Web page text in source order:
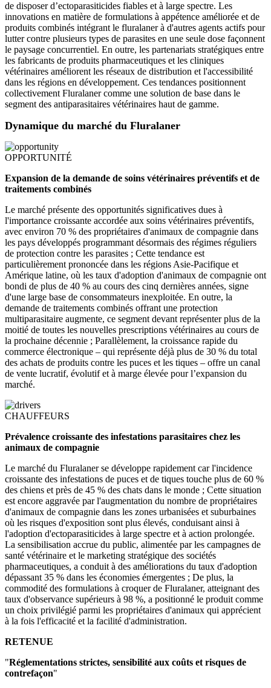
de disposer d’ectoparasiticides fiables et à large spectre. Les
innovations en matière de formulations à appétence améliorée et de
produits combinés intégrant le fluralaner à d'autres agents actifs pour
lutter contre plusieurs types de parasites en une seule dose façonnent
le paysage concurrentiel. En outre, les partenariats stratégiques entre
les fabricants de produits pharmaceutiques et les cliniques
vétérinaires améliorent les réseaux de distribution et l'accessibilité
dans les régions en développement. Ces tendances positionnent
collectivement Fluralaner comme une solution de base dans le
segment des antiparasitaires vétérinaires haut de gamme.
Dynamique du marché du Fluralaner
OPPORTUNITÉ
Expansion de la demande de soins vétérinaires préventifs et de
traitements combinés
Le marché présente des opportunités significatives dues à
l'importance croissante accordée aux soins vétérinaires préventifs,
avec environ 70 % des propriétaires d'animaux de compagnie dans
les pays développés programmant désormais des régimes réguliers
de protection contre les parasites ; Cette tendance est
particulièrement prononcée dans les régions Asie-Pacifique et
Amérique latine, où les taux d'adoption d'animaux de compagnie ont
bondi de plus de 40 % au cours des cinq dernières années, signe
d'une large base de consommateurs inexploitée. En outre, la
demande de traitements combinés offrant une protection
multiparasitaire augmente, ce segment devant représenter plus de la
moitié de toutes les nouvelles prescriptions vétérinaires au cours de
la prochaine décennie ; Parallèlement, la croissance rapide du
commerce électronique – qui représente déjà plus de 30 % du total
des achats de produits contre les puces et les tiques – offre un canal
de vente lucratif, évolutif et à marge élevée pour l’expansion du
marché.
CHAUFFEURS
Prévalence croissante des infestations parasitaires chez les
animaux de compagnie
Le marché du Fluralaner se développe rapidement car l'incidence
croissante des infestations de puces et de tiques touche plus de 60 %
des chiens et près de 45 % des chats dans le monde ; Cette situation
est encore aggravée par l'augmentation du nombre de propriétaires
d'animaux de compagnie dans les zones urbanisées et suburbaines
où les risques d'exposition sont plus élevés, conduisant ainsi à
l'adoption d'ectoparasiticides à large spectre et à action prolongée.
La sensibilisation accrue du public, alimentée par les campagnes de
santé vétérinaire et le marketing stratégique des sociétés
pharmaceutiques, a conduit à des améliorations du taux d'adoption
dépassant 35 % dans les économies émergentes ; De plus, la
commodité des formulations à croquer de Fluralaner, atteignant des
taux d'observance supérieurs à 98 %, a positionné le produit comme
un choix privilégié parmi les propriétaires d'animaux qui apprécient
à la fois l'efficacité et la facilité d'administration.
RETENUE
"Réglementations strictes, sensibilité aux coûts et risques de
contrefaçon"